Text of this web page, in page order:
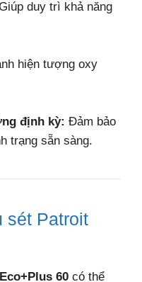
duy trì khả năng
hiện tượng oxy
định kỳ: Đảm bảo
trạng sẵn sàng.
sét Patroit
60 có thể